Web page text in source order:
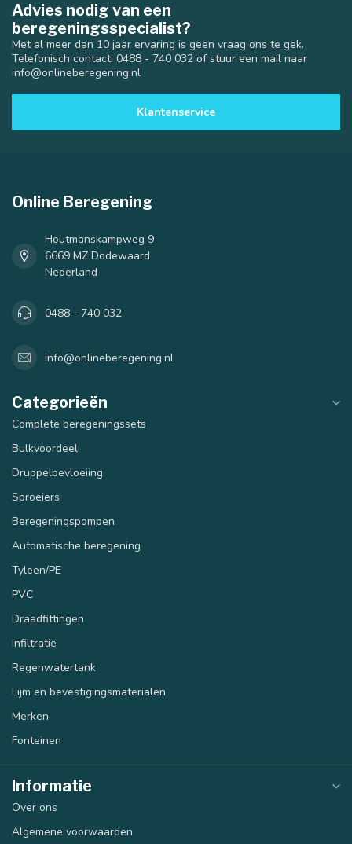
40 mm 50 mm
Advies nodig van een
beregeningsspecialist?
Met al meer dan 10 jaar ervaring is geen vraag ons te gek.
Telefonisch contact: 0488 - 740 032 of stuur een mail naar
info@onlineberegening.nl
Klantenservice
Online Beregening
Houtmanskampweg 9
6669 MZ Dodewaard
Nederland
0488 - 740 032
info@onlineberegening.nl
Categorieën
Complete beregeningssets
Bulkvoordeel
Druppelbevloeiing
Sproeiers
Beregeningspompen
Automatische beregening
Tyleen/PE
PVC
Draadfittingen
Infiltratie
Regenwatertank
Lijm en bevestigingsmaterialen
Merken
Fonteinen
Informatie
Over ons
Algemene voorwaarden